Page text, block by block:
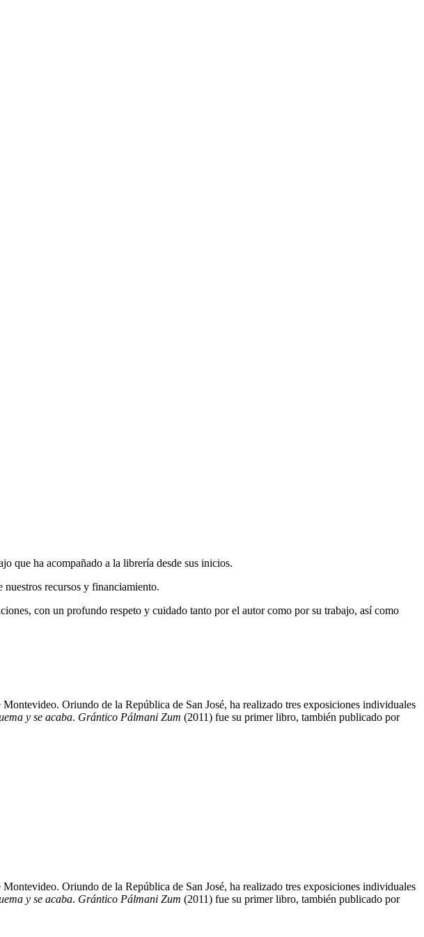
que ha acompañado a la librería desde sus inicios.
recursos y financiamiento.
con un profundo respeto y cuidado tanto por el autor como por su trabajo, así como
Oriundo de la República de San José, ha realizado tres exposiciones individuales
y se acaba. Grántico Pálmani Zum (2011) fue su primer libro, también publicado por
Oriundo de la República de San José, ha realizado tres exposiciones individuales
y se acaba. Grántico Pálmani Zum (2011) fue su primer libro, también publicado por